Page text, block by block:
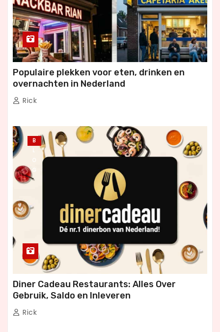
Populaire plekken voor eten, drinken en
overnachten in Nederland
Rick
B
L
O
G
Diner Cadeau Restaurants: Alles Over
Gebruik, Saldo en Inleveren
Rick